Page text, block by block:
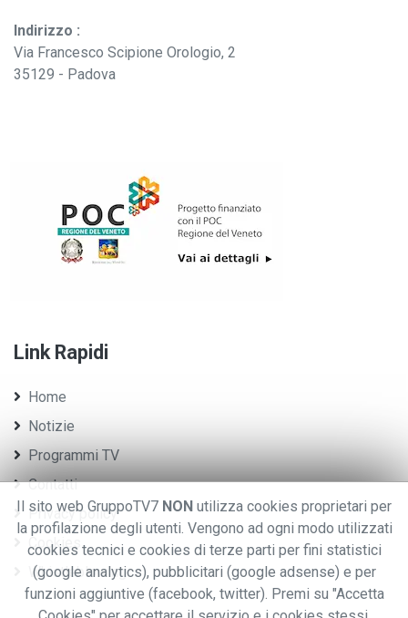
Indirizzo :
Via Francesco Scipione Orologio, 2
35129 - Padova
Link Rapidi
Home
Notizie
Programmi TV
Contatti
Privacy policy
Cookies
Whistleblowing
Il sito web GruppoTV7 NON utilizza cookies proprietari per
la profilazione degli utenti. Vengono ad ogni modo utilizzati
cookies tecnici e cookies di terze parti per fini statistici
(google analytics), pubblicitari (google adsense) e per
funzioni aggiuntive (facebook, twitter). Premi su "Accetta